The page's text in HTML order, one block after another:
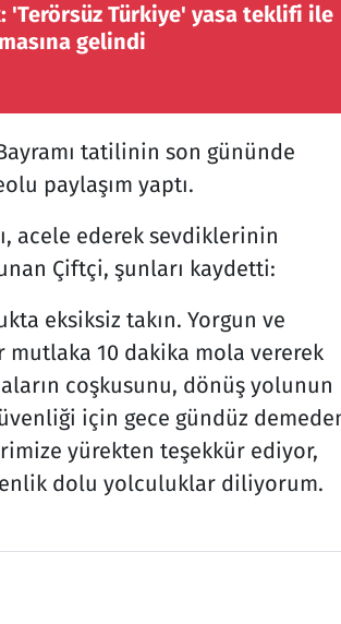
'Terörsüz Türkiye' yasa teklifi ile
gelindi
tatilinin son gününde
paylaşım yaptı.
acele ederek sevdiklerinin
Çiftçi, şunları kaydetti:
eksiksiz takın. Yorgun ve
10 dakika mola vererek
coşkusunu, dönüş yolunun
için gece gündüz
yürekten teşekkür ediyor,
dolu yolculuklar diliyorum.